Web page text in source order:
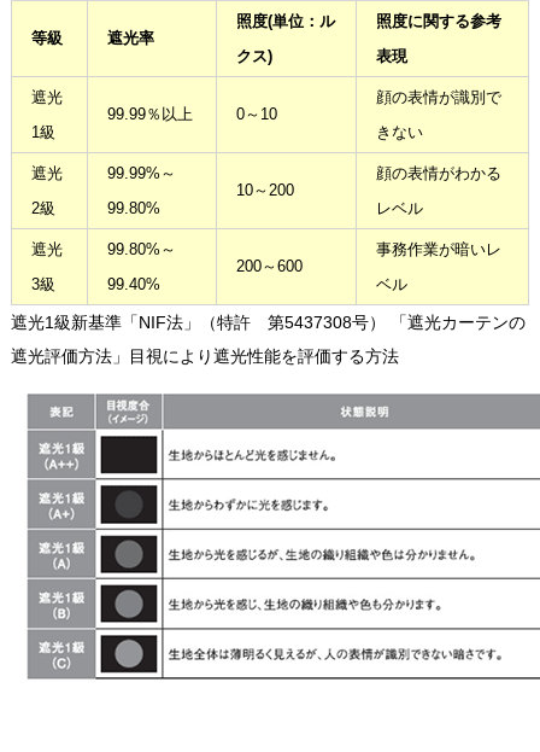
等級 遮光率
照度(単位：ル
クス)
照度に関する参考
表現
遮光
1級
99.99％以上 0～10
顔の表情が識別で
きない
遮光
2級
99.99%～
99.80%
10～200
顔の表情がわかる
レベル
遮光
3級
99.80%～
99.40%
200～600
事務作業が暗いレ
ベル
遮光1級新基準「NIF法」（特許 第5437308号） 「遮光カーテンの
遮光評価方法」目視により遮光性能を評価する方法